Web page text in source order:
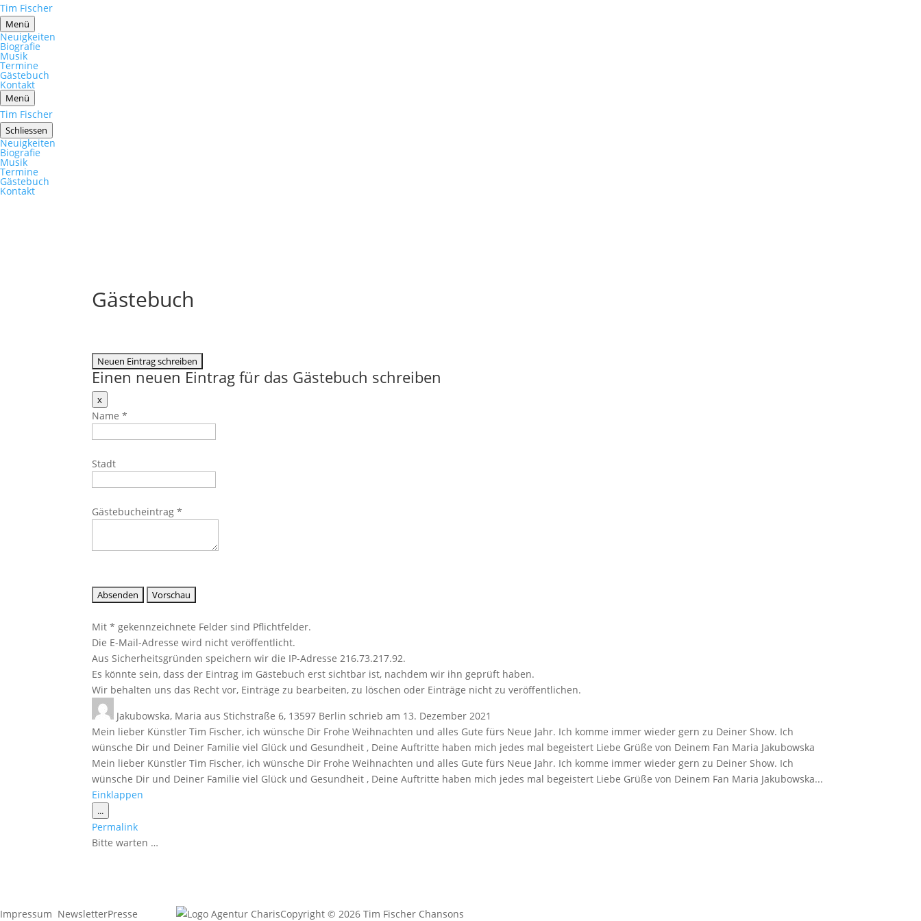
Tim Fischer
Menü
Neuigkeiten
Biografie
Musik
Termine
Gästebuch
Kontakt
Menü
Tim Fischer
Schliessen
Neuigkeiten
Biografie
Musik
Termine
Gästebuch
Kontakt
Gästebuch
Einen neuen Eintrag für das Gästebuch schreiben
xDieses
Formular
ausblenden
Name*
Stadt
Gästebucheintrag*
Mit * gekennzeichnete Felder sind Pflichtfelder.
Die E-Mail-Adresse wird nicht veröffentlicht.
Aus Sicherheitsgründen speichern wir die IP-Adresse 216.73.217.92.
Es könnte sein, dass der Eintrag im Gästebuch erst sichtbar ist, nachdem wir ihn geprüft haben.
Wir behalten uns das Recht vor, Einträge zu bearbeiten, zu löschen oder Einträge nicht zu veröffentlichen.
Jakubowska, Mariaaus Stichstraße 6, 13597 Berlin schrieb am 13. Dezember 2021
Mein lieber Künstler Tim Fischer, ich wünsche Dir Frohe Weihnachten und alles Gute fürs Neue Jahr. Ich komme immer wieder gern zu Deiner Show. Ich
wünsche Dir und Deiner Familie viel Glück und Gesundheit , Deine Auftritte haben mich jedes mal begeistert Liebe Grüße von Deinem Fan Maria Jakubowska
Mein lieber Künstler Tim Fischer, ich wünsche Dir Frohe Weihnachten und alles Gute fürs Neue Jahr. Ich komme immer wieder gern zu Deiner Show. Ich
wünsche Dir und Deiner Familie viel Glück und Gesundheit , Deine Auftritte haben mich jedes mal begeistert Liebe Grüße von Deinem Fan Maria Jakubowska...
Einklappen
...Diese
Metabox
Permalink
Bitte warten …
Impressum NewsletterPresse Copyright © 2026 Tim Fischer Chansons